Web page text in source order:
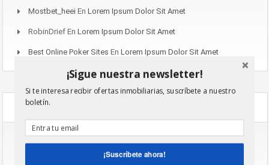
Mostbet_heei En Lorem Ipsum Dolor Sit Amet
RobinDrief En Lorem Ipsum Dolor Sit Amet
Best Online Poker Sites En Lorem Ipsum Dolor Sit Amet
Archives
Noviembre 2016
¡Sigue nuestra newsletter!
Si te interesa recibir ofertas inmobiliarias, suscríbete a nuestro
boletín.
¡Suscríbete ahora!